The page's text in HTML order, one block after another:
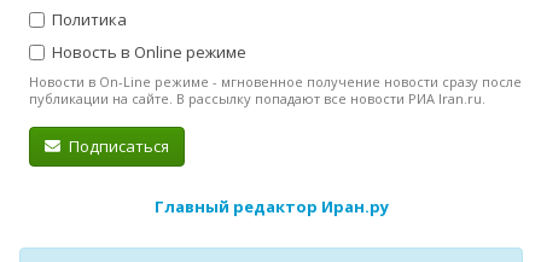
Политика
Новость в Online режиме
Новости в On-Line режиме - мгновенное получение новости сразу после
публикации на сайте. В рассылку попадают все новости РИА Iran.ru.
Подписаться
Главный редактор Иран.ру